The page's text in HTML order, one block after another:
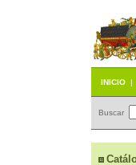
INICIO |
Buscar